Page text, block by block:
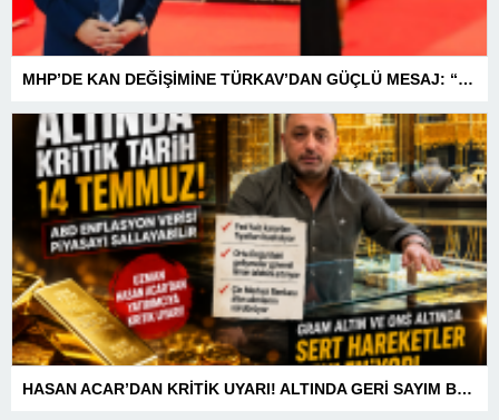
MHP’DE KAN DEĞİŞİMİNE TÜRKAV’DAN GÜÇLÜ MESAJ: “BİRLİK VE BERABERLİKLE DAHA GÜÇLÜYÜZ”
HASAN ACAR’DAN KRİTİK UYARI! ALTINDA GERİ SAYIM BAŞLADI! 14 TEMMUZ’DAKİ VERİ PİYASALARIN YÖNÜNÜ BELİRLEYECEK